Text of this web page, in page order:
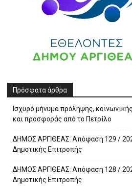
Πρόσφατα άρθρα
Ισχυρό μήνυμα πρόληψης,
και προσφοράς από το Πετρίλο
ΔΗΜΟΣ ΑΡΓΙΘΕΑΣ: Απόφαση 129 /
Δημοτικής Επιτροπής
ΔΗΜΟΣ ΑΡΓΙΘΕΑΣ: Απόφαση 128 /
Δημοτικής Επιτροπής